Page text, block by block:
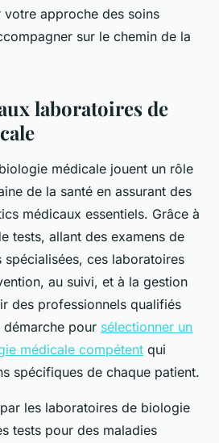
approche des soins
sur le chemin de la
laboratoires de
médicale jouent un rôle
de la santé en assurant des
médicaux essentiels. Grâce à
tests, allant des examens de
spécialisées, ces laboratoires
au suivi, et à la gestion
des professionnels qualifiés
pour sélectionner un
médicale compétent qui
spécifiques de chaque patient.
les laboratoires de biologie
tests pour des maladies